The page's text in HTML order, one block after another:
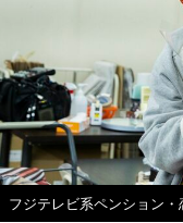
フジテレビ系ペンション